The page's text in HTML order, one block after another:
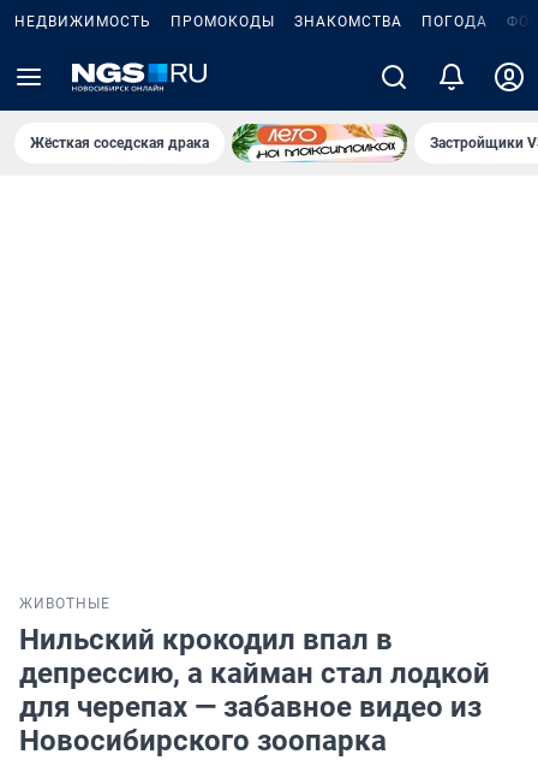
НЕДВИЖИМОСТЬ ПРОМОКОДЫ ЗНАКОМСТВА ПОГОДА
Жёсткая соседская драка Застройщики
ЖИВОТНЫЕ
Нильский крокодил впал в
депрессию, а кайман стал лодкой
для черепах — забавное видео из
Новосибирского зоопарка